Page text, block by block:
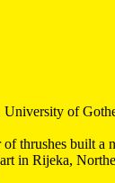
of
thrushes built a
in Rijeka,